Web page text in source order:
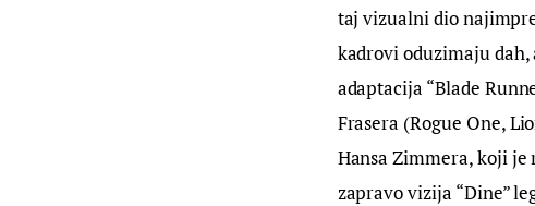
taj vizualni dio
kadrovi oduzimaju dah,
adaptacija “Blade
Frasera (Rogue One,
Hansa Zimmera, koji je
zapravo vizija “Dine”